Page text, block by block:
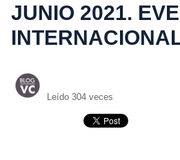
JUNIO 2021.
Leído 304 veces